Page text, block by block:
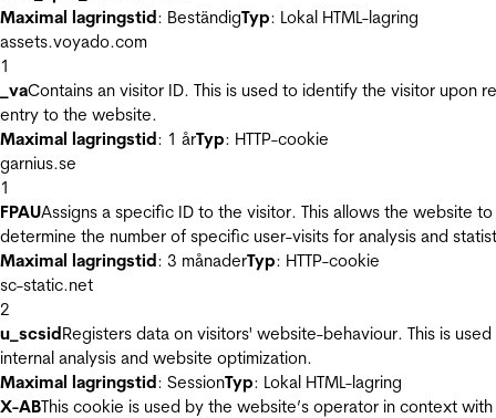
Maximal lagringstid: BeständigTyp: Lokal HTML-lagring
assets.voyado.com
1
_vaContains an visitor ID. This is used to identify the visitor upon
entry to the website.
Maximal lagringstid: 1 årTyp: HTTP-cookie
garnius.se
1
FPAUAssigns a specific ID to the visitor. This allows the website to
determine the number of specific user-visits for analysis and
Maximal lagringstid: 3 månaderTyp: HTTP-cookie
sc-static.net
2
u_scsidRegisters data on visitors' website-behaviour. This is
internal analysis and website optimization.
Maximal lagringstid: SessionTyp: Lokal HTML-lagring
X-ABThis cookie is used by the website’s operator in context with